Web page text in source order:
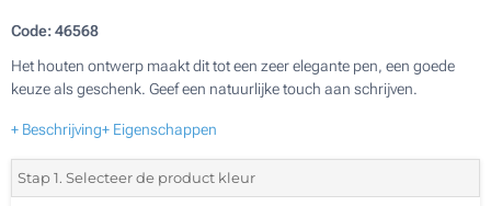
Code:46568
Het houten ontwerp maakt dit tot een zeer elegante pen, een goede
keuze als geschenk. Geef een natuurlijke touch aan schrijven.
+ Beschrijving+ Eigenschappen
Stap 1. Selecteer de product kleur